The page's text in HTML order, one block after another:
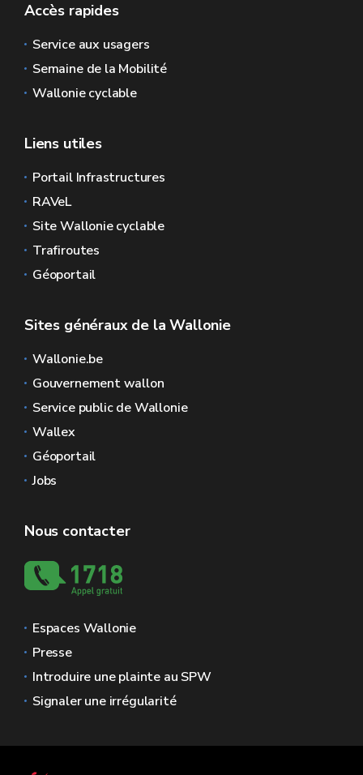
Accès rapides
Service aux usagers
Semaine de la Mobilité
Wallonie cyclable
Liens utiles
Portail Infrastructures
RAVeL
Site Wallonie cyclable
Trafiroutes
Géoportail
Sites généraux de la Wallonie
Wallonie.be
Gouvernement wallon
Service public de Wallonie
Wallex
Géoportail
Jobs
Nous contacter
Espaces Wallonie
Presse
Introduire une plainte au SPW
Signaler une irrégularité